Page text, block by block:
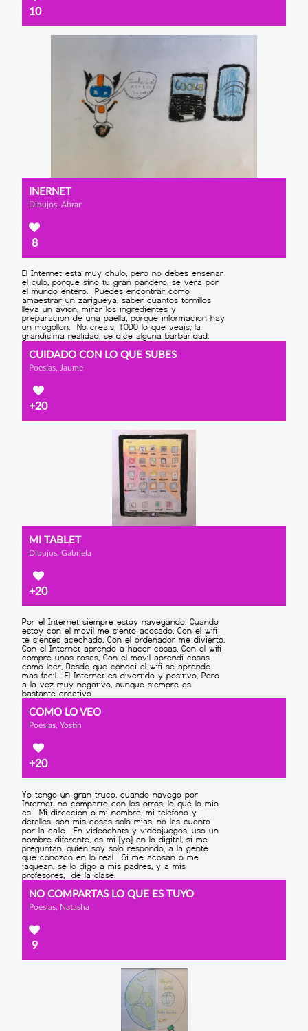
10
INERNET
Dibujos, Abrar
8
CUIDADO CON LO QUE SUBES
Poesías, Jaume
+20
MI TABLET
Dibujos, Gabriela
+20
COMO LO VEO
Poesías, Yostin
+20
NO COMPARTAS LO QUE ES TUYO
Poesías, Natasha
9